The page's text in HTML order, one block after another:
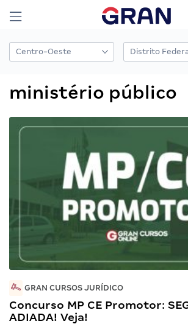
ministério público
GRAN CURSOS JURÍDICO
Concurso MP CE Promotor:
ADIADA! Veja!